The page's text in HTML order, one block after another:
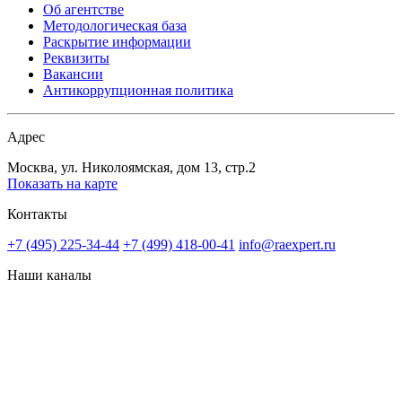
Об агентстве
Методологическая база
Раскрытие информации
Реквизиты
Вакансии
Антикоррупционная политика
Адрес
Москва, ул. Николоямская, дом 13, стр.2
Показать на карте
Контакты
+7 (495) 225-34-44 +7 (499) 418-00-41 info@raexpert.ru
Наши каналы